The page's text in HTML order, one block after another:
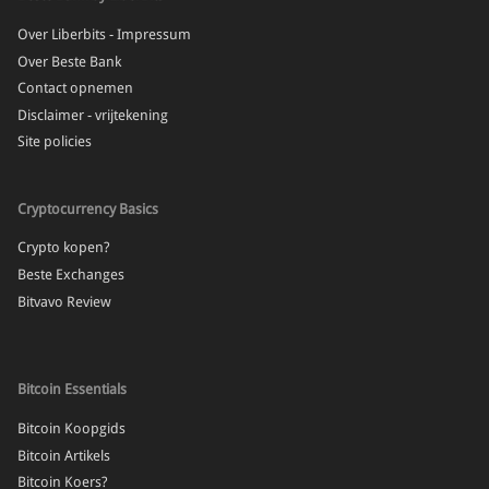
Over Liberbits - Impressum
Over Beste Bank
Contact opnemen
Disclaimer - vrijtekening
Site policies
Cryptocurrency Basics
Crypto kopen?
Beste Exchanges
Bitvavo Review
Bitcoin Essentials
Bitcoin Koopgids
Bitcoin Artikels
Bitcoin Koers?